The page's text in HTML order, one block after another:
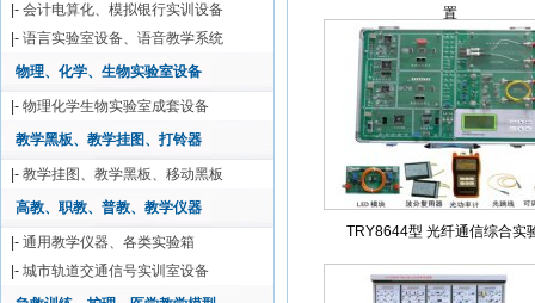
置
TRY8644型 光纤通信综合实
|- 会计电算化、模拟银行实训设备
|- 语言实验室设备、语音教学系统
物理、化学、生物实验室设备
|- 物理化学生物实验室成套设备
教学黑板、教学挂图、打铃器
|- 教学挂图、教学黑板、移动黑板
高教、职教、普教、教学仪器
|- 通用教学仪器、各类实验箱
|- 城市轨道交通信号实训室设备